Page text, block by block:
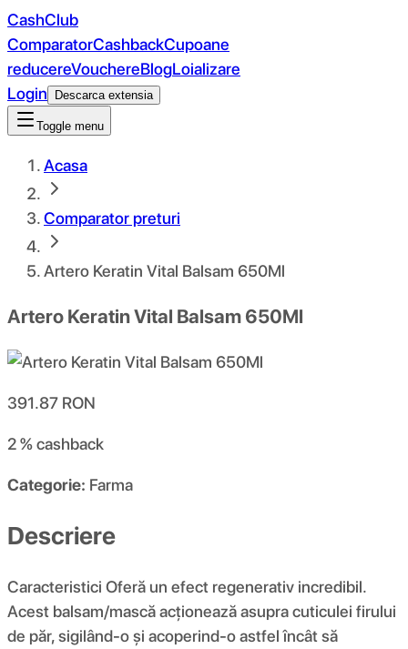
CashClub
ComparatorCashbackCupoane
reducereVouchereBlogLoializare
Login
Descarca extensia
Toggle menu
Acasa
Comparator preturi
Artero Keratin Vital Balsam 650Ml
Artero Keratin Vital Balsam 650Ml
391.87 RON
2 %cashback
Categorie: Farma
Descriere
Caracteristici Oferă un efect regenerativ incredibil.
Acest balsam/mască acționează asupra cuticulei firului
de păr, sigilând-o și acoperind-o astfel încât să